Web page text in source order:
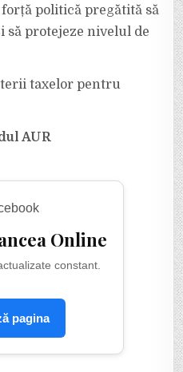
politică pregătită să
să protejeze nivelul de
taxelor pentru
AUR
Online
constant.
pagina